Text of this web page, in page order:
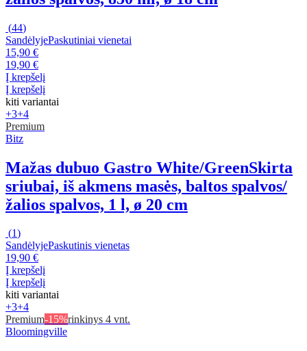
(44)
SandėlyjePaskutiniai vienetai
15,90 €
19,90 €
Į krepšelį
Į krepšelį
kiti variantai
+3+4
Premium
Bitz
Mažas dubuo Gastro White/GreenSkirta
sriubai, iš akmens masės, baltos spalvos/
žalios spalvos, 1 l, ø 20 cm
(1)
SandėlyjePaskutinis vienetas
19,90 €
Į krepšelį
Į krepšelį
kiti variantai
+3+4
Premium-15%rinkinys 4 vnt.
Bloomingville